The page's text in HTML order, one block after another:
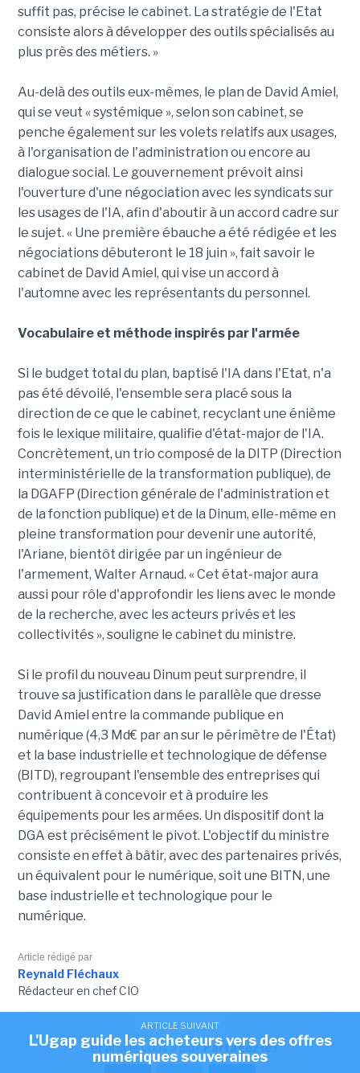
suffit pas, précise le cabinet. La stratégie de l'Etat
consiste alors à développer des outils spécialisés au
plus près des métiers. »
Au-delà des outils eux-mêmes, le plan de David Amiel,
qui se veut « systémique », selon son cabinet, se
penche également sur les volets relatifs aux usages,
à l'organisation de l'administration ou encore au
dialogue social. Le gouvernement prévoit ainsi
l'ouverture d'une négociation avec les syndicats sur
les usages de l'IA, afin d'aboutir à un accord cadre sur
le sujet. « Une première ébauche a été rédigée et les
négociations débuteront le 18 juin », fait savoir le
cabinet de David Amiel, qui vise un accord à
l'automne avec les représentants du personnel.
Vocabulaire et méthode inspirés par l'armée
Si le budget total du plan, baptisé l'IA dans l'Etat, n'a
pas été dévoilé, l'ensemble sera placé sous la
direction de ce que le cabinet, recyclant une énième
fois le lexique militaire, qualifie d'état-major de l'IA.
Concrètement, un trio composé de la DITP (Direction
interministérielle de la transformation publique), de
la DGAFP (Direction générale de l'administration et
de la fonction publique) et de la Dinum, elle-même en
pleine transformation pour devenir une autorité,
l'Ariane, bientôt dirigée par un ingénieur de
l'armement, Walter Arnaud. « Cet état-major aura
aussi pour rôle d'approfondir les liens avec le monde
de la recherche, avec les acteurs privés et les
collectivités », souligne le cabinet du ministre.
Si le profil du nouveau Dinum peut surprendre, il
trouve sa justification dans le parallèle que dresse
David Amiel entre la commande publique en
numérique (4,3 Md€ par an sur le périmètre de l'État)
et la base industrielle et technologique de défense
(BITD), regroupant l'ensemble des entreprises qui
contribuent à concevoir et à produire les
équipements pour les armées. Un dispositif dont la
DGA est précisément le pivot. L'objectif du ministre
consiste en effet à bâtir, avec des partenaires privés,
un équivalent pour le numérique, soit une BITN, une
base industrielle et technologique pour le
numérique.
Article rédigé par
Reynald Fléchaux
Rédacteur en chef CIO
Cet article vous a plu?Partagez le !
ARTICLE SUIVANT
L'Ugap guide les acheteurs vers des offres
numériques souveraines